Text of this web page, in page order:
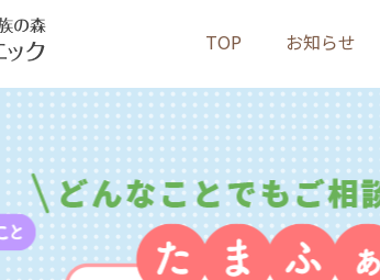
TOP お知らせ